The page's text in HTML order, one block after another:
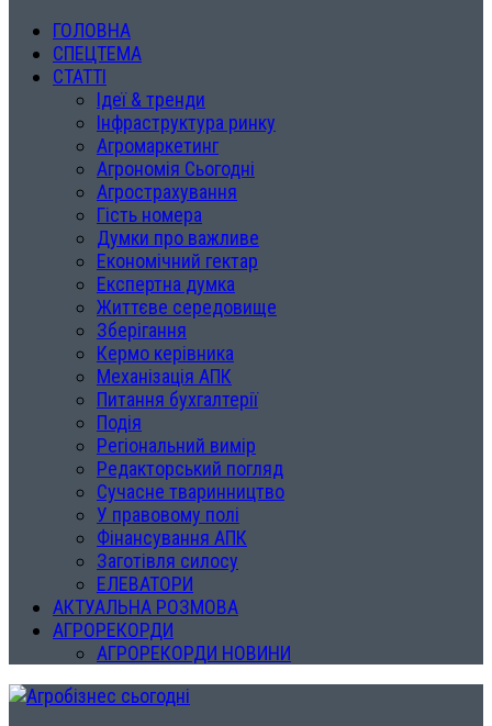
ГОЛОВНА
СПЕЦТЕМА
СТАТТІ
Ідеї & тренди
Інфраструктура ринку
Агромаркетинг
Агрономія Сьогодні
Агрострахування
Гість номера
Думки про важливе
Економічний гектар
Експертна думка
Життєве середовище
Зберігання
Кермо керівника
Механізація АПК
Питання бухгалтерії
Подія
Регіональний вимір
Редакторський погляд
Сучасне тваринництво
У правовому полі
Фінансування АПК
Заготівля силосу
ЕЛЕВАТОРИ
АКТУАЛЬНА РОЗМОВА
АГРОРЕКОРДИ
АГРОРЕКОРДИ НОВИНИ